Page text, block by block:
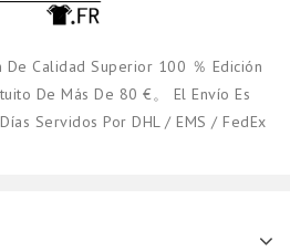
De Calidad Superior 100 ％ Edición
De Más De 80 €。 El Envío Es
Servidos Por DHL / EMS / FedEx